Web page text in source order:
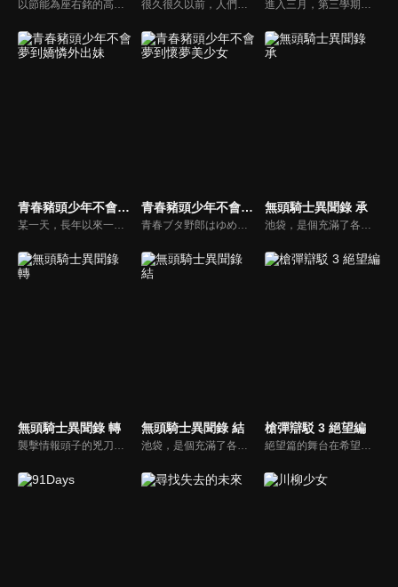
青春豬頭少年不會夢到嬌憐外出妹 青春豬頭少年不會夢到懷夢美少女 無頭騎士異聞錄 承
無頭騎士異聞錄 轉
襲擊情報頭子的兇刀勁勢未停、餘波盪漾，不斷產生新的騷動。擁有「DOLLARS」與「藍色平方」這二股力量的少年，開始步上了理想的肅清之道。想要解救好友而不斷掙扎的人們、潛伏靠近當紅偶像的瘋狂氣息、在街區的陰暗處開始暗中活躍的新勢力…。許多的事件與煩惱糾纏，讓故事變得更加混亂不明…。
無頭騎士異聞錄 結
池袋，是個充滿了各種事件的導火線，以及被事件捲入的人們所聚集的地方。謎樣的Dollars首腦、消聲暱跡的「黃巾賊」、受到控制的妖刀使「罪歌」、無頭騎士及密醫情侶檔、池袋最強的男人與宿敵情報商。充滿好奇心的新同學、俄羅斯美女送貨人、暴走族的小頭目，各種不尋常的全新角色陸續登場。
槍彈辯駁 3 絕望編
絕望篇的舞台在希望之峰學園的教室。集合了各個領域的超一流高中生，為了培育他們而設立的，政府公認的特權學園「私立希望之峰學園」。這所學園，存在著集中了超高校級的才能的「本科」，以及只要支付高額學費，就誰都可以進入的「預備學科」。不僅是才能，性格也獨具個性的本科77期生。